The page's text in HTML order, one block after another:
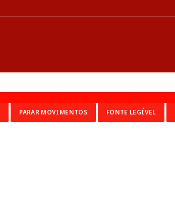
PARAR MOVIMENTOS FONTE LEGÍVEL